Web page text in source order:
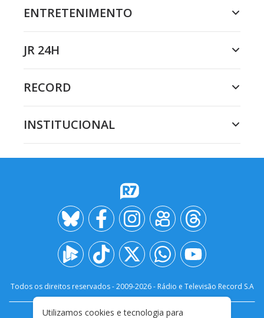
ENTRETENIMENTO
JR 24H
RECORD
INSTITUCIONAL
Todos os direitos reservados - 2009-2026- Rádio e Televisão Record S.A
Utilizamos cookies e tecnologia para